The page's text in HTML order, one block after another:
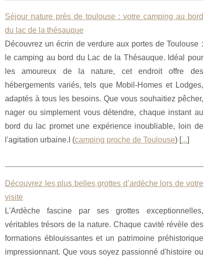
Séjour nature près de toulouse : votre camping au bord
du lac de la thésauque
Découvrez un écrin de verdure aux portes de Toulouse :
le camping au bord du Lac de la Thésauque. Idéal pour
les amoureux de la nature, cet endroit offre des
hébergements variés, tels que Mobil-Homes et Lodges,
adaptés à tous les besoins. Que vous souhaitiez pêcher,
nager ou simplement vous détendre, chaque instant au
bord du lac promet une expérience inoubliable, loin de
l'agitation urbaine.I (camping proche de Toulouse) [...]
Découvrez les plus belles grottes d’ardèche lors de votre
visite
L'Ardèche fascine par ses grottes exceptionnelles,
véritables trésors de la nature. Chaque cavité révèle des
formations éblouissantes et un patrimoine préhistorique
impressionnant. Que vous soyez passionné d'histoire ou